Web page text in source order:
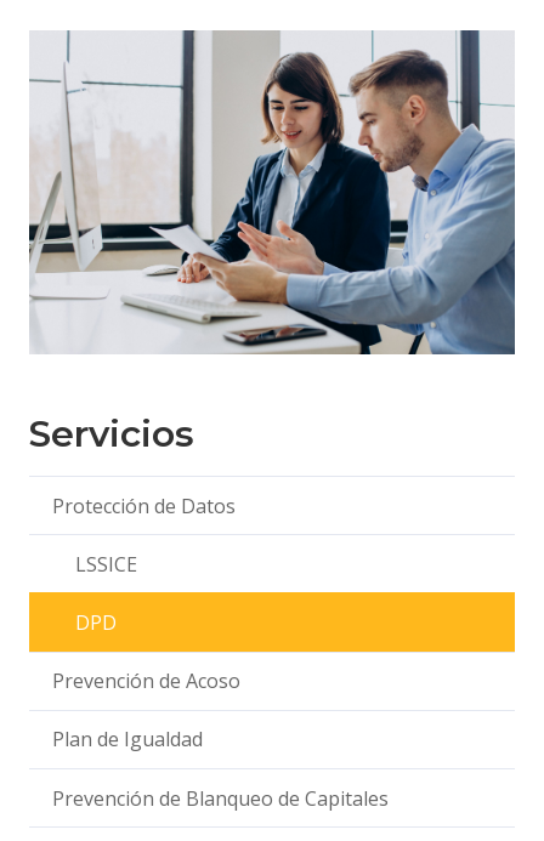
Servicios
Protección de Datos
LSSICE
DPD
Prevención de Acoso
Plan de Igualdad
Prevención de Blanqueo de Capitales